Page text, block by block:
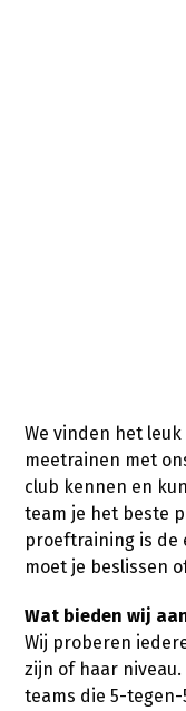
We vinden het
meetrainen met
club kennen en
team je het beste
proeftraining is de
moet je beslissen
Wat bieden wij
Wij proberen
zijn of haar
teams die 5-